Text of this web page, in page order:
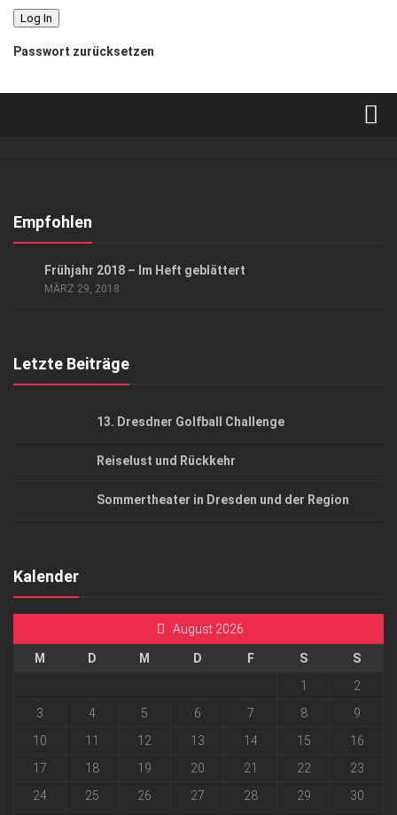
Passwort zurücksetzen
Kontakt, Impressum
Empfohlen
Frühjahr 2018 – Im Heft geblättert
MÄRZ 29, 2018
Letzte Beiträge
13. Dresdner Golfball Challenge
Reiselust und Rückkehr
Sommertheater in Dresden und der Region
Kalender
August 2026
M D M D F S
S
1
2
3
4 5 6 7 8
9
10
11 12 13 14 15
16
17
18 19 20 21 22
23
24
25 26 27 28 29 30